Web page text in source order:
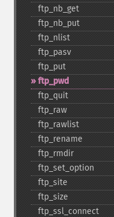
ftp_​nb_​get
ftp_​nb_​put
ftp_​nlist
ftp_​pasv
ftp_​put
ftp_​pwd
ftp_​quit
ftp_​raw
ftp_​rawlist
ftp_​rename
ftp_​rmdir
ftp_​set_​option
ftp_​site
ftp_​size
ftp_​ssl_​connect